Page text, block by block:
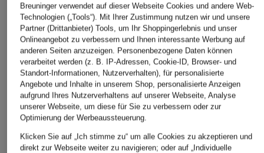
Breuninger verwendet auf dieser Webseite Cookies und andere Web-
Technologien („Tools“). Mit Ihrer Zustimmung nutzen wir und unsere
Partner (Drittanbieter) Tools, um Ihr Shoppingerlebnis und unser
Onlineangebot zu verbessern und Ihnen interessante Werbung auf
anderen Seiten anzuzeigen. Personenbezogene Daten können
verarbeitet werden (z. B. IP-Adressen, Cookie-ID, Browser- und
Standort-Informationen, Nutzerverhalten), für personalisierte
Angebote und Inhalte in unserem Shop, personalisierte Anzeigen
aufgrund Ihres Nutzerverhaltens auf unserer Webseite, Analyse
unserer Webseite, um diese für Sie zu verbessern oder zur
Optimierung der Werbeaussteuerung.
Klicken Sie auf „Ich stimme zu“ um alle Cookies zu akzeptieren und
direkt zur Webseite weiter zu navigieren; oder auf „Individuelle